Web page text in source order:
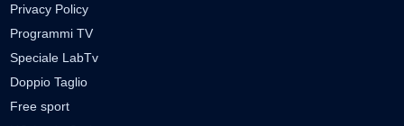
Privacy Policy
Programmi TV
Speciale LabTv
Doppio Taglio
Free sport